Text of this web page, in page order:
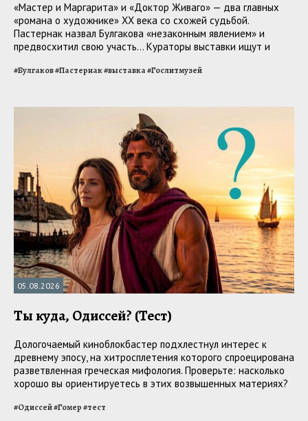
«Мастер и Маргарита» и «Доктор Живаго» — два главных
«романа о художнике» ХХ века со схожей судьбой.
Пастернак назвал Булгакова «незаконным явлением» и
предвосхитил свою участь... Кураторы выставки ищут и
#Булгаков#Пастернак#выставка#Гослитмузей
05.08.2026
Ты куда, Одиссей? (Тест)
Дологочаемый киноблокбастер подхлестнул интерес к
древнему эпосу, на хитросплетения которого спроецирована
разветвленная греческая мифология. Проверьте: насколько
хорошо вы ориентируетесь в этих возвышенных материях?
#Одиссей#Гомер#тест